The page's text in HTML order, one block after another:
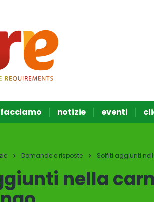
notizie eventi
Domande e risposte Solfiti aggiunti
nella